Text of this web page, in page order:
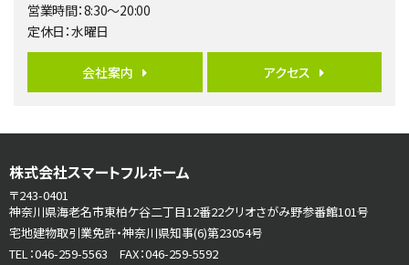
第6位
4ＬＤＫ
古淵駅
さがみ野駅
歩17分
ご家族が集まるLDKは１７．５帖とゆとりある広さ…
営業時間：8:30～20:00
定休日：水曜日
会社案内 アクセス
株式会社スマートフルホーム
〒243-0401
神奈川県海老名市東柏ケ谷二丁目12番22クリオさがみ野参番館101号
宅地建物取引業免許・神奈川県知事(6)第23054号
TEL：046-259-5563 FAX：046-259-5592